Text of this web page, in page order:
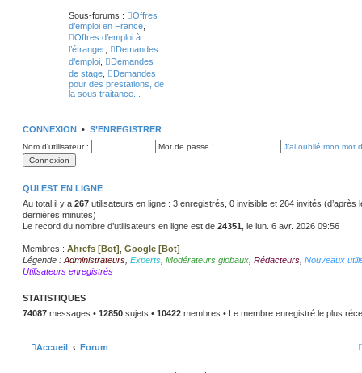
Sous-forums :
Offres
d’emploi en France
Offres d’emploi à
l’étranger
Demandes
d’emploi
Demandes
de stage
Demandes
pour des prestations, de
la sous traitance...
CONNEXION • S’ENREGISTRER
Nom d’utilisateur : Mot de passe : J’ai oublié mon mot
QUI EST EN LIGNE
Au total il y a 267 utilisateurs en ligne : 3 enregistrés, 0 invisible et 264 invités (d’après
dernières minutes)
Le record du nombre d’utilisateurs en ligne est de 24351 , le lun. 6 avr. 2026 09:56
Membres : Ahrefs [Bot] Google [Bot]
Légende : Administrateurs Experts Modérateurs globaux Rédacteurs Nouveaux
Utilisateurs enregistrés
STATISTIQUES
74087 messages • 12850 sujets • 10422 membres • Le membre enregistré le plus
Accueil Forum